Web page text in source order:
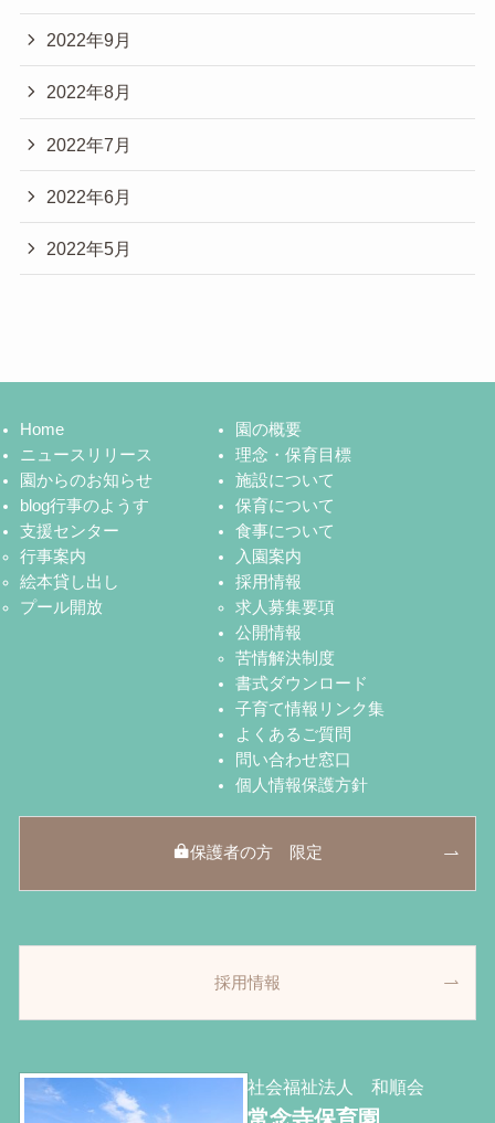
2022年9月
2022年8月
2022年7月
2022年6月
2022年5月
Home
ニュースリリース
園からのお知らせ
blog行事のようす
支援センター
行事案内
絵本貸し出し
プール開放
園の概要
理念・保育目標
施設について
保育について
食事について
入園案内
採用情報
求人募集要項
公開情報
苦情解決制度
書式ダウンロード
子育て情報リンク集
よくあるご質問
問い合わせ窓口
個人情報保護方針
保護者の方 限定
採用情報
社会福祉法人 和順会